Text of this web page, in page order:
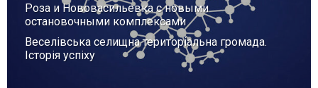
Роза и Нововасильевка с новыми
остановочными комплексами
Веселівська селищна територіальна громада.
Історія успіху